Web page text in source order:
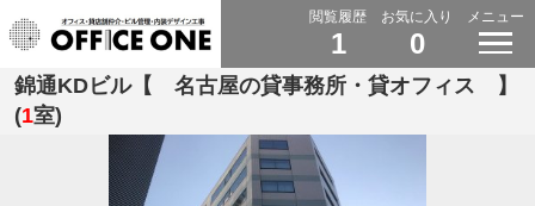
閲覧履歴
1
お気に入り
0
メニュー
錦通KDビル【 名古屋の貸事務所・貸オフィス 】
(1室)